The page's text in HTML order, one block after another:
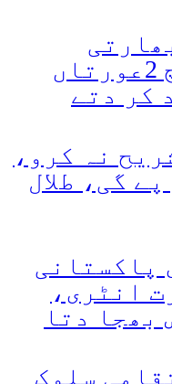
مظالم، 120دناں وچ 2عورتاں
نہ کرو،
گی، طلال
پاکستانی
انٹری،
بھجا دتا
سلوک